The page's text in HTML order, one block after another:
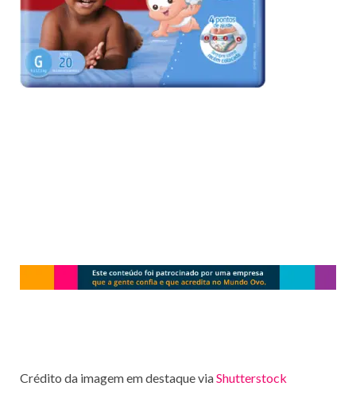
Crédito da imagem em destaque viaShutterstock